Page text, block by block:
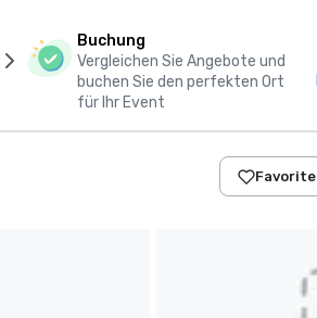
Buchung
Vergleichen Sie Angebote und
buchen Sie den perfekten Ort
für Ihr Event
Favorite